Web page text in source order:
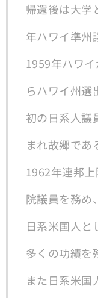
帰還後は大学
年ハワイ準州
1959年ハワ
らハワイ州選
初の日系人議
まれ故郷であ
1962年連邦
院議員を務め
日系米国人と
多くの功績を
また日系米国